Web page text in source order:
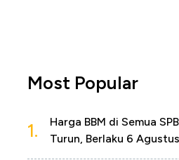
Most Popular
1.
Harga BBM di Semua
Turun, Berlaku 6